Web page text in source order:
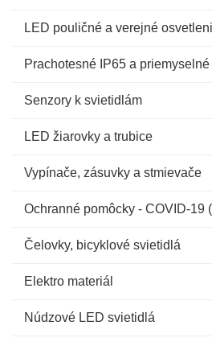
LED pouličné a verejné
Prachotesné IP65 a
Senzory k svietidlám
LED žiarovky a trubice
Vypínače, zásuvky a stmievače
Ochranné pomôcky - COVID-19
Čelovky, bicyklové svietidlá
Elektro materiál
Núdzové LED svietidlá